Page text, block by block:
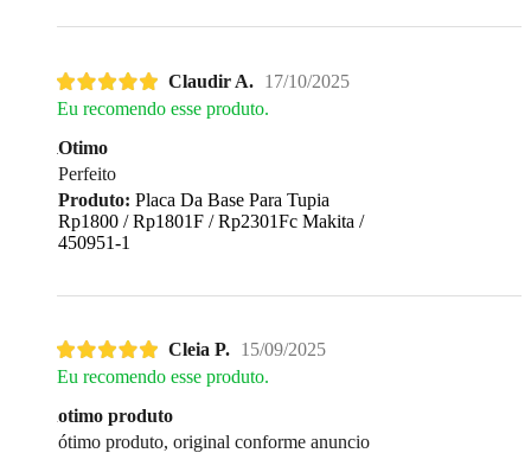
Claudir A. 17/10/2025
Eu recomendo esse produto.
Otimo
Perfeito
Produto: Placa Da Base Para Tupia
Rp1800 / Rp1801F / Rp2301Fc Makita /
450951-1
Cleia P. 15/09/2025
Eu recomendo esse produto.
otimo produto
ótimo produto, original conforme anuncio